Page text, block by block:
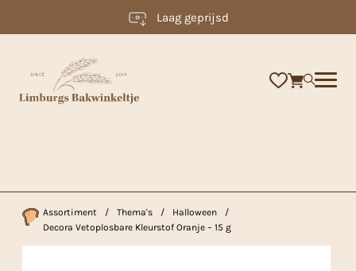
Laag geprijsd
Assortiment / Thema's / Halloween
/
Decora Vetoplosbare Kleurstof Oranje – 15 g